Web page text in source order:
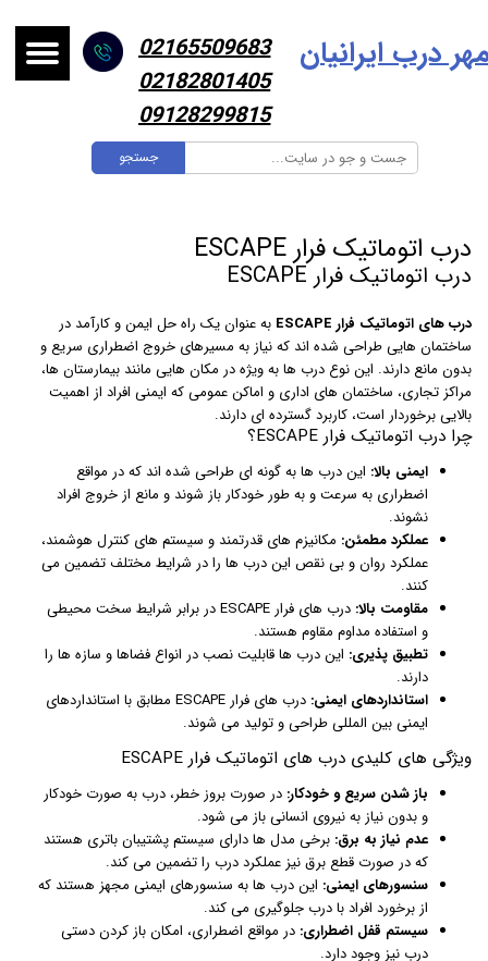
جستجو
درب ایرانیان
02165509683
02182801405
09128299815
درب اتوماتیک فرار ESCAPE
درب اتوماتیک فرار ESCAPE
درب های اتوماتیک فرار ESCAPE
به عنوان یک راه حل ایمن و کارآمد در
ساختمان هایی طراحی شده اند که نیاز به مسیرهای خروج اضطراری سریع و
بدون مانع دارند. این نوع درب ها به ویژه در مکان هایی مانند بیمارستان ها،
مراکز تجاری، ساختمان های اداری و اماکن عمومی که ایمنی افراد از اهمیت
بالایی برخوردار است، کاربرد گسترده ای دارند.
چرا درب اتوماتیک فرار ESCAPE؟
ایمنی بالا: این درب ها به گونه ای طراحی شده اند که در مواقع
اضطراری به سرعت و به طور خودکار باز شوند و مانع از خروج افراد
نشوند.
عملکرد مطمئن: مکانیزم های قدرتمند و سیستم های کنترل هوشمند،
عملکرد روان و بی نقص این درب ها را در شرایط مختلف تضمین می
کنند.
مقاومت بالا:
درب های فرار ESCAPE در برابر شرایط سخت محیطی
و استفاده مداوم مقاوم هستند.
تطبیق پذیری: این درب ها قابلیت نصب در انواع فضاها و سازه ها را
دارند.
استانداردهای ایمنی:
درب های فرار ESCAPE مطابق با استانداردهای
ایمنی بین المللی طراحی و تولید می شوند.
ویژگی های کلیدی درب های اتوماتیک فرار ESCAPE
باز شدن سریع و خودکار: در صورت بروز خطر، درب به صورت خودکار
و بدون نیاز به نیروی انسانی باز می شود.
عدم نیاز به برق: برخی مدل ها دارای سیستم پشتیبان باتری هستند
که در صورت قطع برق نیز عملکرد درب را تضمین می کند.
سنسورهای ایمنی: این درب ها به سنسورهای ایمنی مجهز هستند که
از برخورد افراد با درب جلوگیری می کند.
سیستم قفل اضطراری: در مواقع اضطراری، امکان باز کردن دستی
درب نیز وجود دارد.